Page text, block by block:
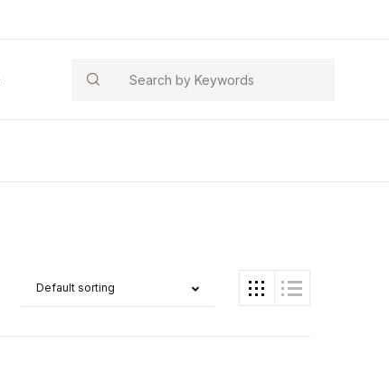
Search
Default sorting